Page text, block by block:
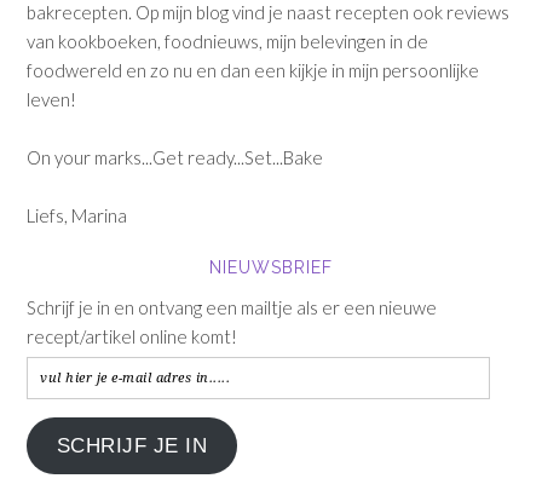
bakrecepten. Op mijn blog vind je naast recepten ook reviews
van kookboeken, foodnieuws, mijn belevingen in de
foodwereld en zo nu en dan een kijkje in mijn persoonlijke
leven!
On your marks...Get ready...Set...Bake
Liefs, Marina
NIEUWSBRIEF
Schrijf je in en ontvang een mailtje als er een nieuwe
recept/artikel online komt!
vul
hier
je
e-
SCHRIJF JE IN